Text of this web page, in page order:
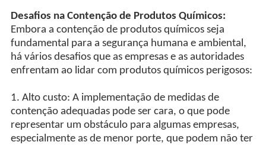
Desafios na Contenção de Produtos Químicos:
Embora a contenção de produtos químicos seja
fundamental para a segurança humana e ambiental,
há vários desafios que as empresas e as autoridades
enfrentam ao lidar com produtos químicos perigosos:
1. Alto custo: A implementação de medidas de
contenção adequadas pode ser cara, o que pode
representar um obstáculo para algumas empresas,
especialmente as de menor porte, que podem não ter